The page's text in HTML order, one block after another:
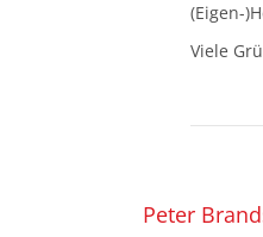
(Eigen-
Viele
Peter